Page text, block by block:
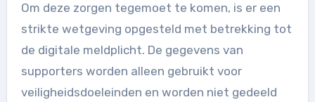
Om deze zorgen tegemoet te komen, is er een
strikte wetgeving opgesteld met betrekking tot
de digitale meldplicht. De gegevens van
supporters worden alleen gebruikt voor
veiligheidsdoeleinden en worden niet gedeeld